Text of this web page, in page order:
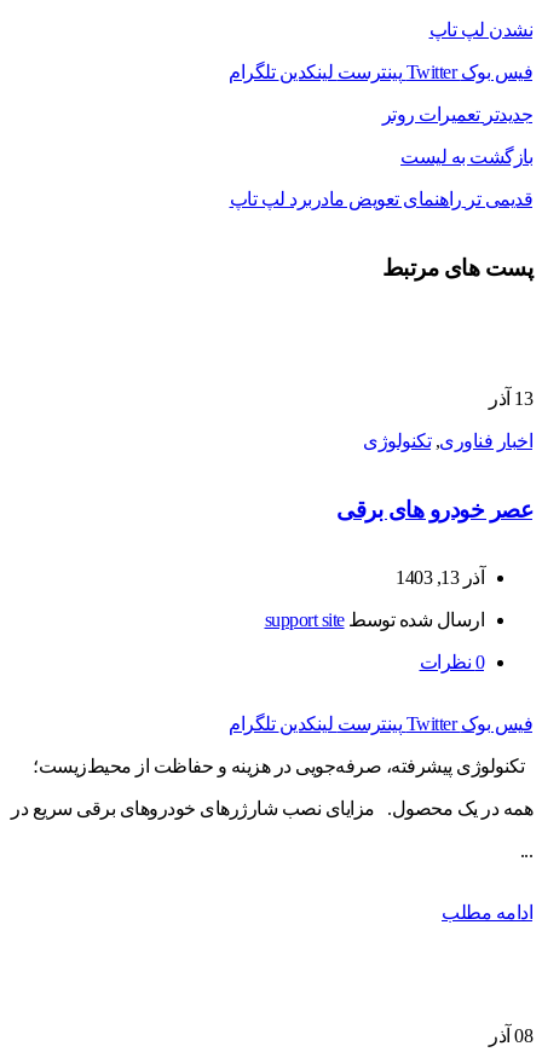
نشدن لپ تاپ
فیس بوک Twitter پینترست لینکدین تلگرام
جدیدتر تعمیرات روتر
بازگشت به لیست
قدیمی تر راهنمای تعویض مادربرد لپ تاپ
پست های مرتبط
13 آذر
اخبار فناوری,تکنولوژی
عصر خودرو های برقی
آذر 13, 1403
ارسال شده توسطsupport site
0 نظرات
فیس بوک Twitter پینترست لینکدین تلگرام
تکنولوژی پیشرفته، صرفه‌جویی در هزینه و حفاظت از محیط‌زیست؛
همه در یک محصول. مزایای نصب شارژرهای خودروهای برقی سریع در
...
ادامه مطلب
08 آذر